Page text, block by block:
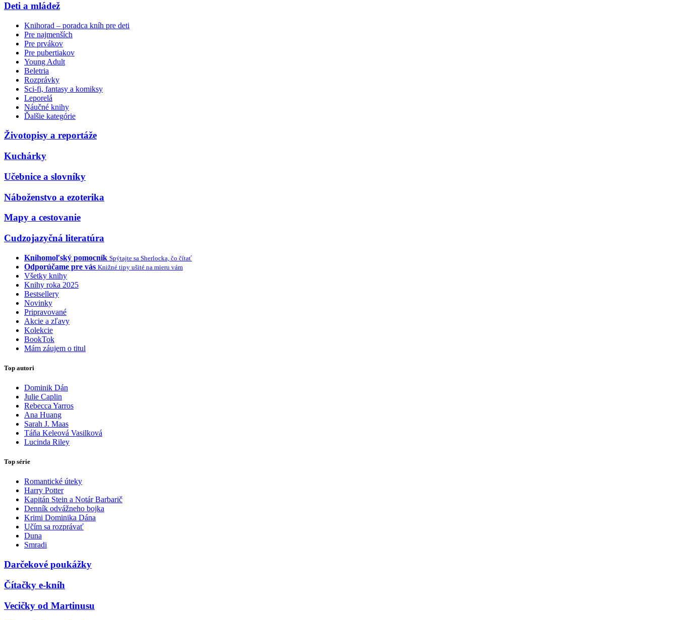
Deti a mládež
Knihorad – poradca kníh pre deti
Pre najmenších
Pre prvákov
Pre pubertiakov
Young Adult
Beletria
Rozprávky
Sci-fi, fantasy a komiksy
Leporelá
Náučné knihy
Ďalšie kategórie
Životopisy a reportáže
Kuchárky
Učebnice a slovníky
Náboženstvo a ezoterika
Mapy a cestovanie
Cudzojazyčná literatúra
Knihomoľský pomocník Spýtajte sa Sherlocka, čo čítať
Odporúčame pre vás Knižné tipy ušité na mieru vám
Všetky knihy
Knihy roka 2025
Bestsellery
Novinky
Pripravované
Akcie a zľavy
Kolekcie
BookTok
Mám záujem o titul
Top autori
Dominik Dán
Julie Caplin
Rebecca Yarros
Ana Huang
Sarah J. Maas
Táňa Keleová Vasilková
Lucinda Riley
Top série
Romantické úteky
Harry Potter
Kapitán Stein a Notár Barbarič
Denník odvážneho bojka
Krimi Dominika Dána
Učím sa rozprávať
Duna
Smradi
Darčekové poukážky
Čítačky e-kníh
Vecičky od Martinusu